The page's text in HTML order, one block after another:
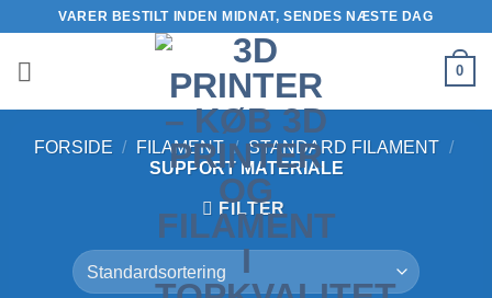
indhold
VARER BESTILT INDEN MIDNAT, SENDES NÆSTE DAG
0
FORSIDE / FILAMENT / STANDARD FILAMENT /
SUPPORT MATERIALE
FILTER